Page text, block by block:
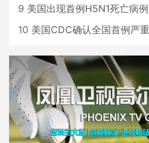
9 美国出现首例H5N1死亡病例
10 美国CDC确认全国首例严重